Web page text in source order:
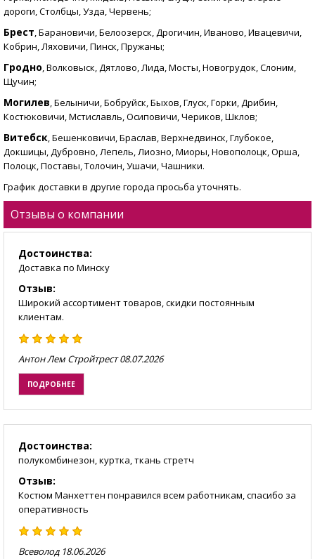
дороги, Столбцы, Узда, Червень;
Брест, Барановичи, Белоозерск, Дрогичин, Иваново, Ивацевичи,
Кобрин, Ляховичи, Пинск, Пружаны;
Гродно, Волковыск, Дятлово, Лида, Мосты, Новогрудок, Слоним,
Щучин;
Могилев, Белыничи, Бобруйск, Быхов, Глуск, Горки, Дрибин,
Костюковичи, Мстиславль, Осиповичи, Чериков, Шклов;
Витебск, Бешенковичи, Браслав, Верхнедвинск, Глубокое,
Докшицы, Дубровно, Лепель, Лиозно, Миоры, Новополоцк, Орша,
Полоцк, Поставы, Толочин, Ушачи, Чашники.
График доставки в другие города просьба уточнять.
Отзывы о компании
Достоинства:
Доставка по Минску
Отзыв:
Широкий ассортимент товаров, скидки постоянным
клиентам.
Антон Лем Стройтрест 08.07.2026
ПОДРОБНЕЕ
Достоинства:
полукомбинезон, куртка, ткань стретч
Отзыв:
Костюм Манхеттен понравился всем работникам, спасибо за
оперативность
Всеволод 18.06.2026